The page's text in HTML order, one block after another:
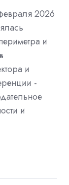
2026
и
и
-
и